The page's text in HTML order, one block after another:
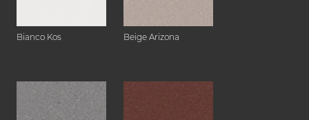
Bianco Kos Beige Arizona